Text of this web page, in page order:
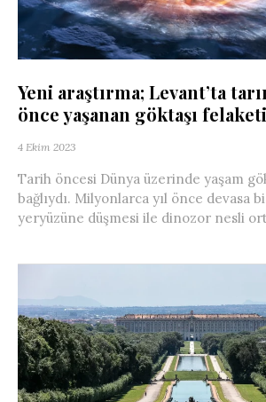
Yeni araştırma; Levant’ta
önce yaşanan göktaşı
4 Ekim 2023
Tarih öncesi Dünya üzerinde yaşam
bağlıydı. Milyonlarca yıl önce devasa
yeryüzüne düşmesi ile dinozor nesli